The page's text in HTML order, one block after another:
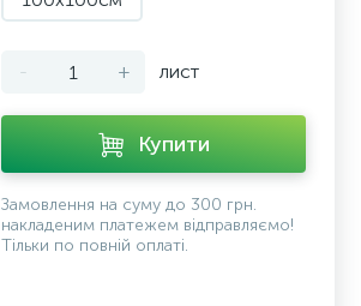
- + лист
Купити
Замовлення на суму до 300 грн.
накладеним платежем відправляємо!
Тільки по повній оплаті.